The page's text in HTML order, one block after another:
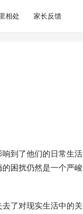
相处 家长反馈
到了他们的日常生活
困扰仍然是一个严峻
了对现实生活中的关